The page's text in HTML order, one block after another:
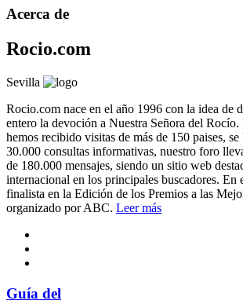
Acerca de
Rocio.com
Sevilla
Rocio.com nace en el año 1996 con la idea de
entero la devoción a Nuestra Señora del Rocío.
hemos recibido visitas de más de 150 paises, se
30.000 consultas informativas, nuestro foro
de 180.000 mensajes, siendo un sitio web
internacional en los principales buscadores. En
finalista en la Edición de los Premios a las
organizado por ABC. Leer más
Guía del